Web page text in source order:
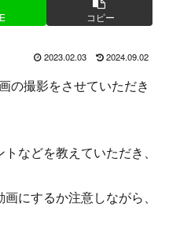
コピー
2023.02.03 2024.09.02
の撮影をさせていただき
などを教えていただき、
にするか注意しながら、